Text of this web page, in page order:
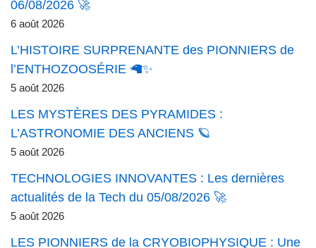
06/08/2026 🚀
6 août 2026
L’HISTOIRE SURPRENANTE des PIONNIERS de
l’ENTHOZOOSÉRIE 🦙✨
5 août 2026
LES MYSTÈRES DES PYRAMIDES :
L’ASTRONOMIE DES ANCIENS 🪐
5 août 2026
TECHNOLOGIES INNOVANTES : Les dernières
actualités de la Tech du 05/08/2026 🚀
5 août 2026
LES PIONNIERS de la CRYOBIOPHYSIQUE : Une